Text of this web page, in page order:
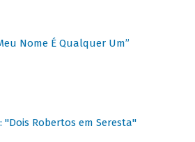
Nome É Qualquer Um”
Robertos em Seresta"